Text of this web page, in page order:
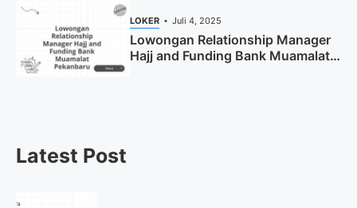
LOKER Juli 4, 2025
Lowongan Relationship Manager
Hajj and Funding Bank Muamalat
Latest Post